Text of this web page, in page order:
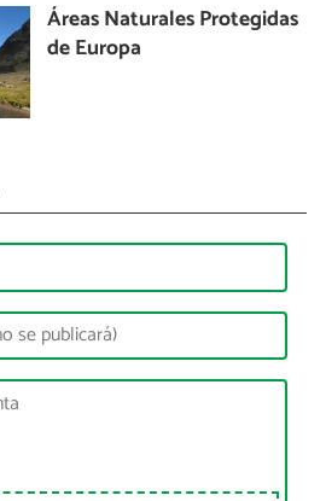
Áreas Naturales Protegidas
de Europa